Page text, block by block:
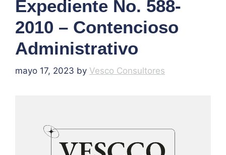
Expediente No. 588-
2010 – Contencioso
Administrativo
mayo 17, 2023 by Vesco Consultores